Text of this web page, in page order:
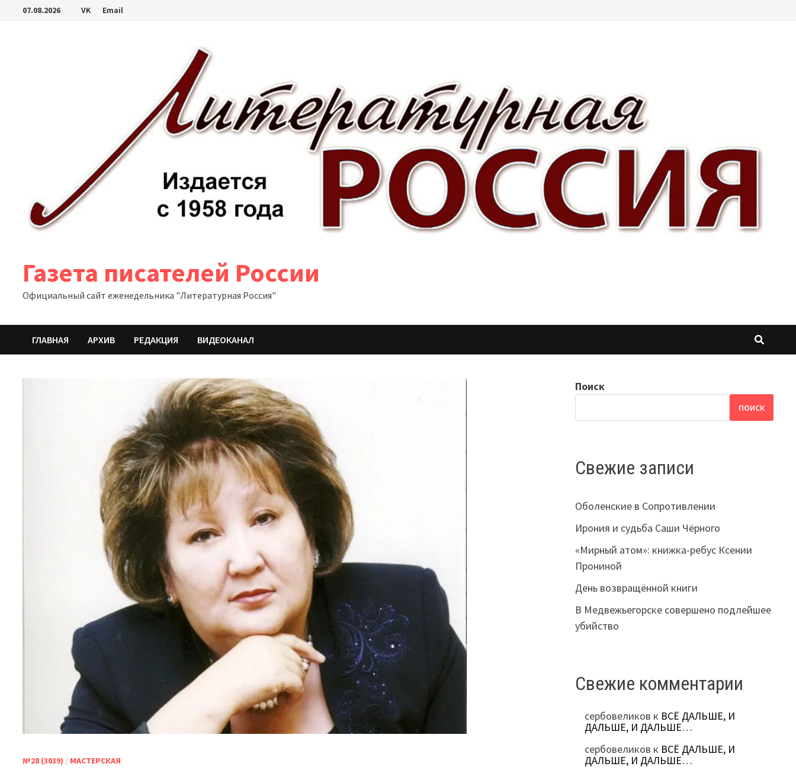
Перейти07.08.2026 VK Email
Газета писателей России
Официальный сайт еженедельника "Литературная Россия"
ГЛАВНАЯ АРХИВ РЕДАКЦИЯ ВИДЕОКАНАЛ
№28 (3039) / МАСТЕРСКАЯ
Поиск
ПОИСК
Свежие записи
Оболенские в Сопротивлении
Ирония и судьба Саши Чёрного
«Мирный атом»: книжка-ребус Ксении
Прониной
День возвращённой книги
В Медвежьегорске совершено подлейшее
убийство
Свежие комментарии
сербовеликов к ВСЁ ДАЛЬШЕ, И
ДАЛЬШЕ, И ДАЛЬШЕ…
сербовеликов к ВСЁ ДАЛЬШЕ, И
ДАЛЬШЕ, И ДАЛЬШЕ…